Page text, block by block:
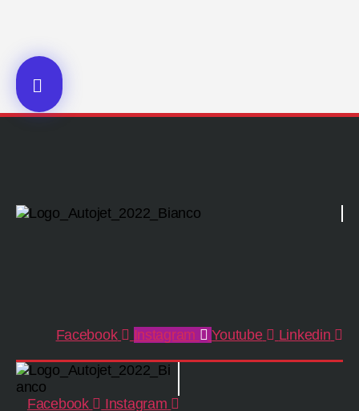
Facebook Instagram Youtube Linkedin
Facebook
Instagram